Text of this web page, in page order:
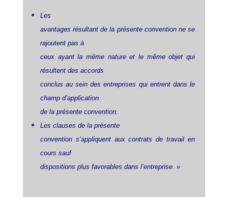
Les
avantages résultant de la présente convention ne se
rajoutent pas à
ceux ayant la même nature et le même objet qui
résultent des accords
conclus au sein des entreprises qui entrent dans le
champ d’application
de la présente convention.
Les clauses de la présente
convention s’appliquent aux contrats de travail en
cours sauf
dispositions plus favorables dans l’entreprise. »